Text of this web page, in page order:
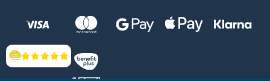
Hodnotenia